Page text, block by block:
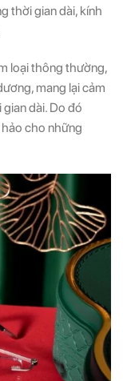
thời gian dài, kính
loại thông thường,
mang lại cảm
dài. Do đó
cho những